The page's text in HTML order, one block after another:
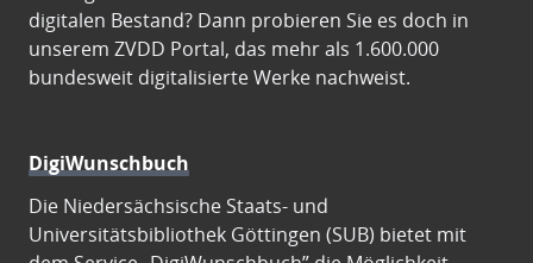
digitalen Bestand? Dann probieren Sie es doch in
unserem ZVDD Portal, das mehr als 1.600.000
bundesweit digitalisierte Werke nachweist.
DigiWunschbuch
Die Niedersächsische Staats- und
Universitätsbibliothek Göttingen (SUB) bietet mit